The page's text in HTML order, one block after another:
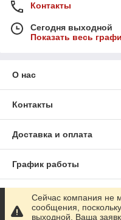
Контакты
Сегодня выходной
Показать весь
О нас
Контакты
Доставка и оплата
График работы
Полная версия сайта
Сейчас компания не
сообщения,
выходной. Ваша